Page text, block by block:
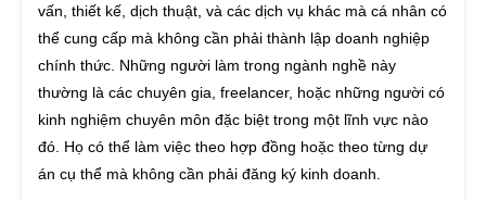
vấn, thiết kế, dịch thuật, và các dịch vụ khác mà cá nhân có
thể cung cấp mà không cần phải thành lập doanh nghiệp
chính thức. Những người làm trong ngành nghề này
thường là các chuyên gia, freelancer, hoặc những người có
kinh nghiệm chuyên môn đặc biệt trong một lĩnh vực nào
đó. Họ có thể làm việc theo hợp đồng hoặc theo từng dự
án cụ thể mà không cần phải đăng ký kinh doanh.